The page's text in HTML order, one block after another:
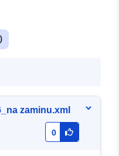
zaminu.xml
0